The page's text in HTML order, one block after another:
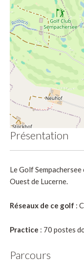
Présentation
Le Golf
Ouest de Lucerne.
Réseaux de ce golf :
Practice : 70 postes
Parcours